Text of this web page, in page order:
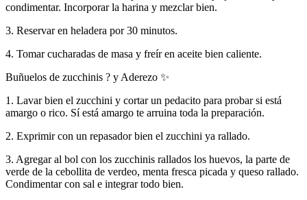
condimentar. Incorporar la harina y mezclar bien.
3. Reservar en heladera por 30 minutos.
4. Tomar cucharadas de masa y freír en aceite bien caliente.
Buñuelos de zucchinis ? y Aderezo ✨
1. Lavar bien el zucchini y cortar un pedacito para probar si está
amargo o rico. Sí está amargo te arruina toda la preparación.
2. Exprimir con un repasador bien el zucchini ya rallado.
3. Agregar al bol con los zucchinis rallados los huevos, la parte de
verde de la cebollita de verdeo, menta fresca picada y queso rallado.
Condimentar con sal e integrar todo bien.